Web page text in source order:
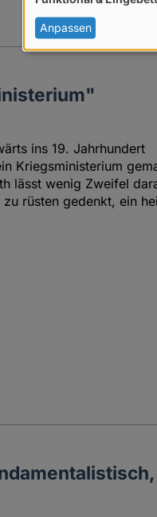
ins 19. Jahrhundert
Kriegsministerium
lässt wenig Zweifel
rüsten gedenkt, ein
von
Daten
Cookies
Anpassen